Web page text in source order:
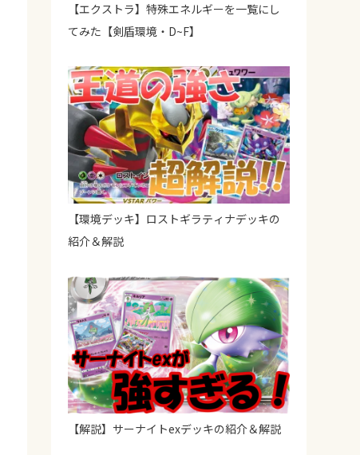
【エクストラ】特殊エネルギーを一覧にし
てみた【剣盾環境・D~F】
【環境デッキ】ロストギラティナデッキの
紹介＆解説
【解説】サーナイトexデッキの紹介＆解説